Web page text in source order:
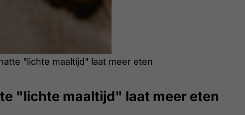
"lichte maaltijd" laat meer eten
"lichte maaltijd" laat meer eten